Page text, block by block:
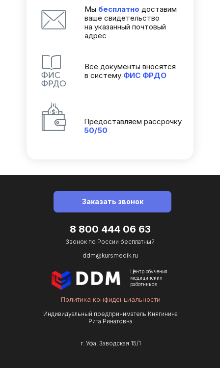
Все документы вносятся
в систему ФИС ФРДО
Мы бесплатно доставим
ваше свидетельство
на указанный почтовый
адрес
Предоставляем рассрочку
50/50
8 800 444 06 63
Звонок по Роcсии бесплатный
Центр обучения
медицинских
работников
Политика конфиденциальности
ddm@kursmedik.ru
Индивидуальный предприниматель Княгинина
Рита Ринатовна
г. Уфа, Заводская 15/1
Заказать звонок